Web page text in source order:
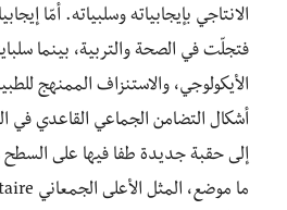
الانتاجي بإيجابياته وسلبياته. أمّا
فتجلّت في الصحة والتربية، بينما
الأيكولوجي، والاستنزاف الممنهج
أشكال التضامن الجماعي القاعدي في
إلى حقبة جديدة طفا فيها على